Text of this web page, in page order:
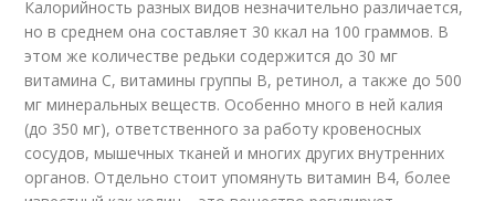
Калорийность разных видов незначительно различается,
но в среднем она составляет 30 ккал на 100 граммов. В
этом же количестве редьки содержится до 30 мг
витамина С, витамины группы B, ретинол, а также до 500
мг минеральных веществ. Особенно много в ней калия
(до 350 мг), ответственного за работу кровеносных
сосудов, мышечных тканей и многих других внутренних
органов. Отдельно стоит упомянуть витамин В4, более